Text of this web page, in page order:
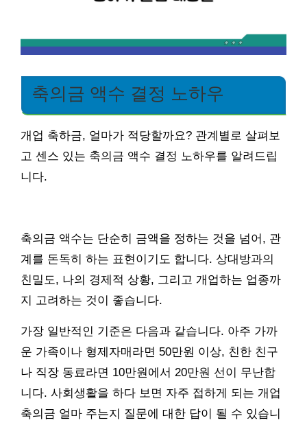
축의금 액수 결정 노하우
개업 축하금, 얼마가 적당할까요? 관계별로 살펴보
고 센스 있는 축의금 액수 결정 노하우를 알려드립
니다.
축의금 액수는 단순히 금액을 정하는 것을 넘어, 관
계를 돈독히 하는 표현이기도 합니다. 상대방과의
친밀도, 나의 경제적 상황, 그리고 개업하는 업종까
지 고려하는 것이 좋습니다.
가장 일반적인 기준은 다음과 같습니다. 아주 가까
운 가족이나 형제자매라면 50만원 이상, 친한 친구
나 직장 동료라면 10만원에서 20만원 선이 무난합
니다. 사회생활을 하다 보면 자주 접하게 되는 개업
축의금 얼마 주는지 질문에 대한 답이 될 수 있습니